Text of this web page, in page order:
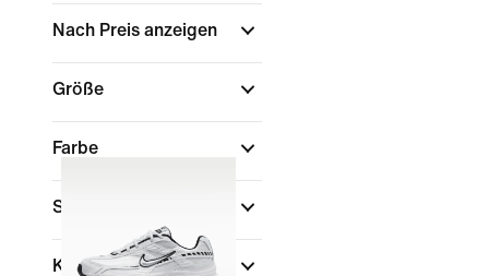
Nach Preis anzeigen
Größe
Farbe
Schuhhöhe
Kollektionen